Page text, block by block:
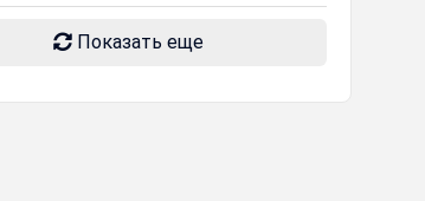
Показать еще